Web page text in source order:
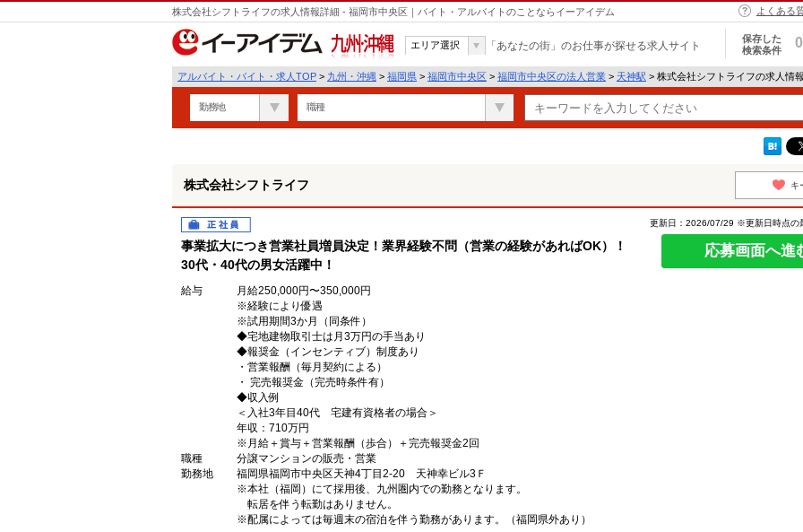
株式会社シフトライフの求人情報詳細 - 福岡市中央区｜バイト・アルバイトのことならイーアイデム よくある
九州・沖縄
エリア選択 「あなたの街」のお仕事が探せる求人サイト
保存した
検索条件
0
アルバイト・バイト・求人TOP > 九州・沖縄 > 福岡県 > 福岡市中央区 > 福岡市中央区の法人営業 > 天神駅 > 株式会社シフトライフの求人情
勤務地 職種
株式会社シフトライフ キ
正社員
事業拡大につき営業社員増員決定！業界経験不問（営業の経験があればOK）！
30代・40代の男女活躍中！
更新日：2026/07/29 ※更新日時点の
応募画面へ進
給与
月給250,000円〜350,000円
※経験により優遇
※試用期間3か月（同条件）
◆宅地建物取引士は月3万円の手当あり
◆報奨金（インセンティブ）制度あり
・営業報酬（毎月契約による）
・ 完売報奨金（完売時条件有）
◆収入例
＜入社3年目40代 宅建有資格者の場合＞
年収：710万円
※月給＋賞与＋営業報酬（歩合）＋完売報奨金2回
職種
分譲マンションの販売・営業
勤務地
福岡県福岡市中央区天神4丁目2-20 天神幸ビル3Ｆ
※本社（福岡）にて採用後、九州圏内での勤務となります。
転居を伴う転勤はありません。
※配属によっては毎週末の宿泊を伴う勤務があります。（福岡県外あり）